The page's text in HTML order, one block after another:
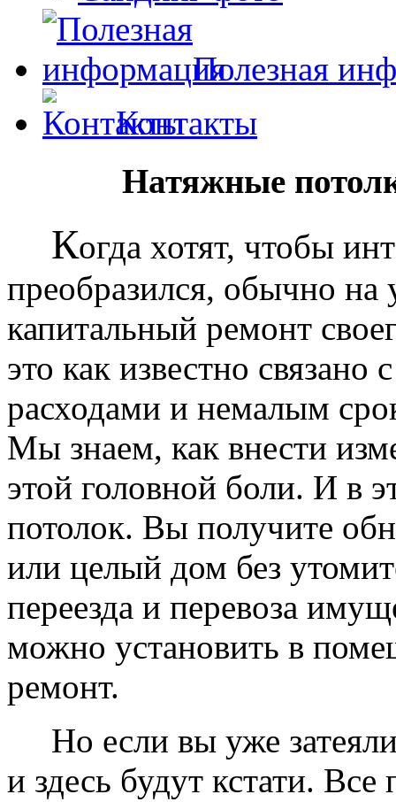
Полезная
Контакты
Натяжные
Когда хотят, чтобы
преобразился, обычно на
капитальный ремонт
это как известно
расходами и немалым
Мы знаем, как внести
этой головной боли. И в
потолок. Вы получите
или целый дом без
переезда и перевоза
можно установить в
ремонт.
Но если вы уже
и здесь будут кстати.